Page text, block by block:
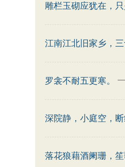
雕栏玉砌应犹在，只
江南江北旧家乡，三
罗衾不耐五更寒。
深院静，小庭空，断
落花狼藉酒阑珊，笙